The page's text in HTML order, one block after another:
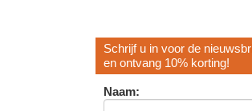
Schrijf u in voor de
en ontvang 10% korting!
Naam: